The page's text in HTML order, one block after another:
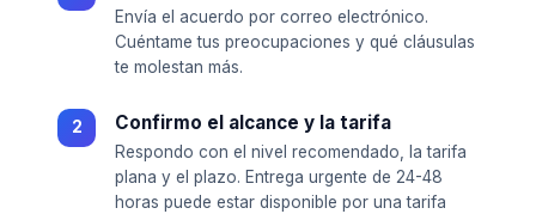
Envía el acuerdo por correo electrónico.
Cuéntame tus preocupaciones y qué cláusulas
te molestan más.
Confirmo el alcance y la tarifa
Respondo con el nivel recomendado, la tarifa
plana y el plazo. Entrega urgente de 24-48
horas puede estar disponible por una tarifa